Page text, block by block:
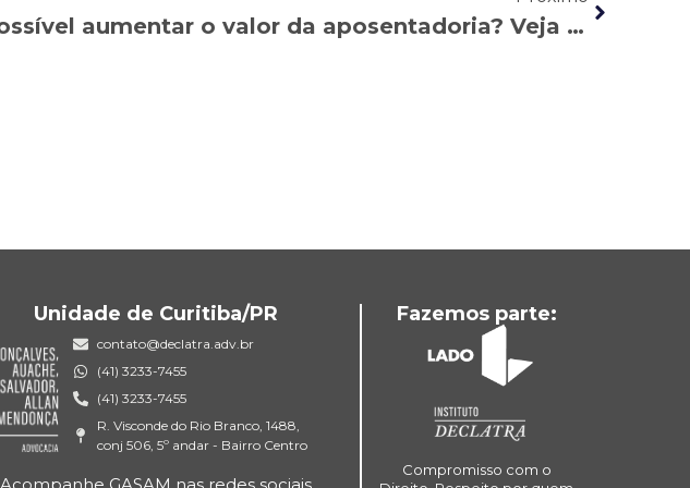
É possível aumentar o valor da aposentadoria? Veja quando o segurado ´pode pedir revisão ou adicionais ao INSS
Unidade de Curitiba/PR
contato@declatra.adv.br
(41) 3233-7455
(41) 3233-7455
R. Visconde do Rio Branco, 1488,
conj 506, 5º andar - Bairro Centro
Fazemos parte:
Compromisso com o